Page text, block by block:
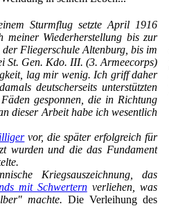
Sturmflug setzte April 1916
meiner Wiederherstellung bis zur
Fliegerschule Altenburg, bis im
St. Gen. Kdo. III. (3. Armeecorps)
lag mir wenig. Ich griff daher
deutscherseits unterstützten
gesponnen, die in Richtung
dieser Arbeit habe ich wesentlich
vor, die später erfolgreich für
wurden und die das Fundament
Kriegsauszeichnung, das
mit Schwerternverliehen, was
machte. Die Verleihung des